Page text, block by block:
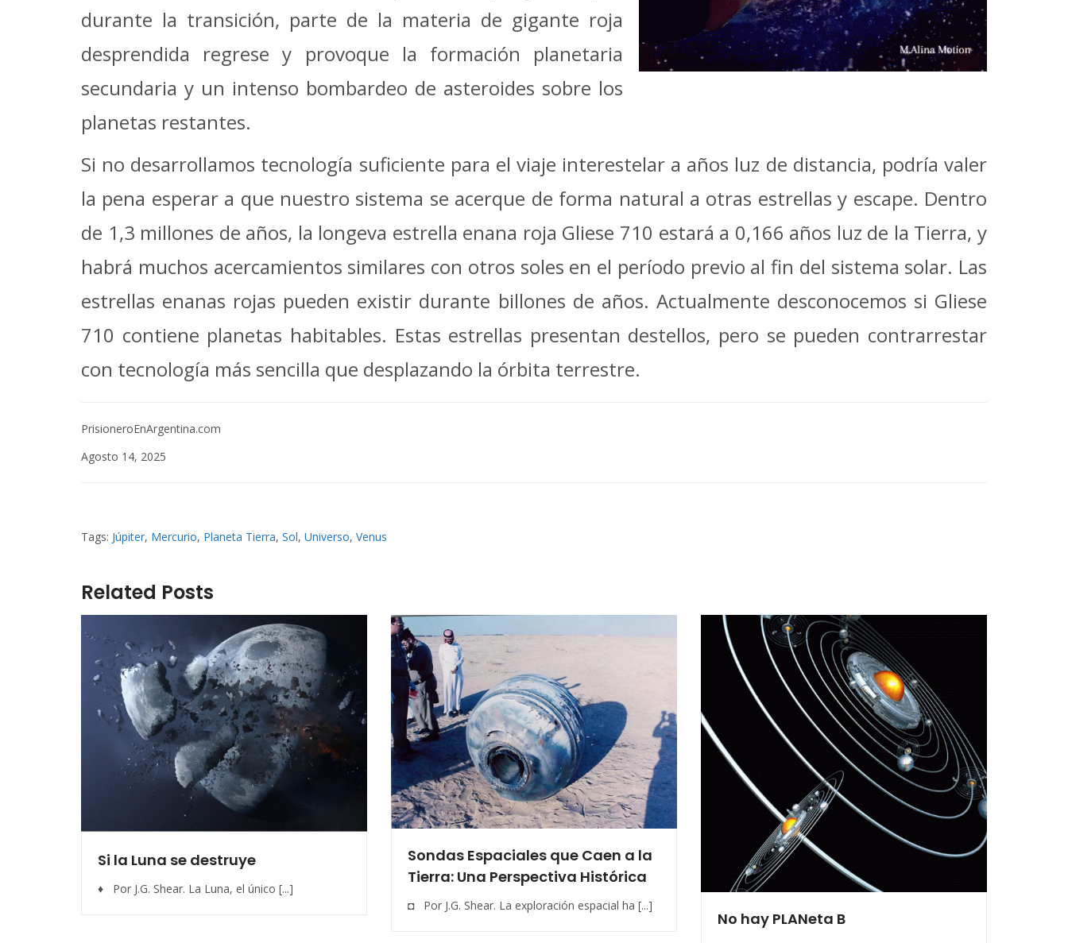
durante la transición, parte de la materia de gigante roja
desprendida regrese y provoque la formación planetaria
secundaria y un intenso bombardeo de asteroides sobre los
planetas restantes.
Si no desarrollamos tecnología suficiente para el viaje interestelar a años luz de distancia, podría valer
la pena esperar a que nuestro sistema se acerque de forma natural a otras estrellas y escape. Dentro
de 1,3 millones de años, la longeva estrella enana roja Gliese 710 estará a 0,166 años luz de la Tierra, y
habrá muchos acercamientos similares con otros soles en el período previo al fin del sistema solar. Las
estrellas enanas rojas pueden existir durante billones de años. Actualmente desconocemos si Gliese
710 contiene planetas habitables. Estas estrellas presentan destellos, pero se pueden contrarrestar
con tecnología más sencilla que desplazando la órbita terrestre.
PrisioneroEnArgentina.com
Agosto 14, 2025
Tags: Júpiter, Mercurio, Planeta Tierra, Sol, Universo, Venus
Related Posts
Si la Luna se destruye
♦ Por J.G. Shear. La Luna, el único [...]
Sondas Espaciales que Caen a la
Tierra: Una Perspectiva Histórica
◘ Por J.G. Shear. La exploración espacial ha [...]
No hay PLANeta B